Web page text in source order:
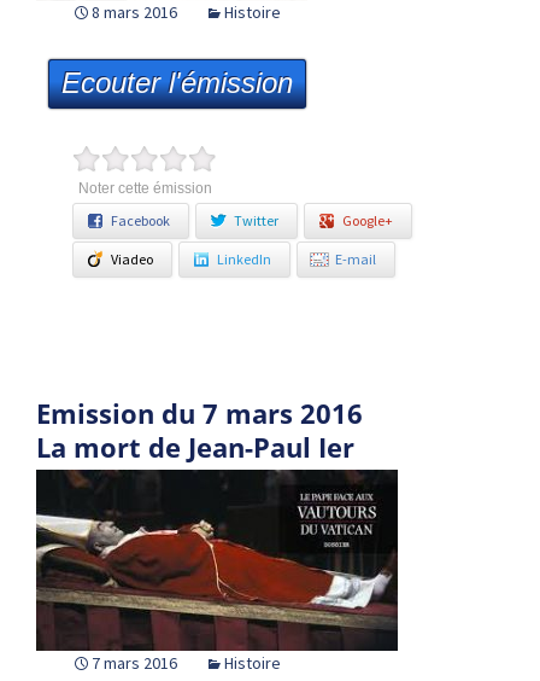
8 mars 2016 Histoire
Ecouter l'émission
Noter cette émission
Facebook Twitter Google+
Viadeo LinkedIn E-mail
Emission du 7 mars 2016
La mort de Jean-Paul Ier
7 mars 2016 Histoire